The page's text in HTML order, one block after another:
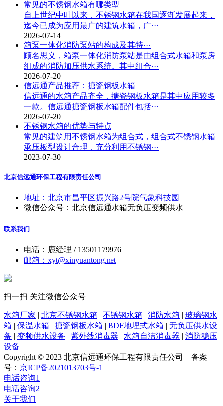
常见的不锈钢水箱有哪类型
自上世纪中叶以来，不锈钢水箱在我国逐渐发展起来，
迄今已成为应用最广的建筑水箱，广···
2026-07-14
箱泵一体化消防泵站的构成及其特···
顾名思义，箱泵一体化消防泵站是由组合式水箱和泵房
组成的消防加压供水系统。其中组合···
2026-07-20
信远通产品推荐：搪瓷钢板水箱
信远通的水箱产品齐全，搪瓷钢板水箱是其中应用较多
一款。信远通搪瓷钢板水箱配件包括···
2026-07-20
不锈钢水箱的优势与特点
常见的建筑用不锈钢水箱为组合式，组合式不锈钢水箱
承压板型设计合理，充分利用不锈钢···
2023-07-30
北京信远通环保工程有限责任公司
地址：北京市昌平区振兴路2号院气象科技园
微信公众号：北京信远通水箱无负压变频供水
联系我们
电话：鹿经理 / 13501179976
邮箱：xyt@xinyuantong.net
扫一扫 关注微信公众号
水箱厂家 | 北京不锈钢水箱 | 不锈钢水箱 | 消防水箱 | 玻璃钢水
箱 | 保温水箱 | 搪瓷钢板水箱 | BDF地埋式水箱 | 无负压供水设
备 | 变频供水设备 | 紫外线消毒器 | 水箱自洁消毒器 | 消防稳压
设备
Copyright © 2023 北京信远通环保工程有限责任公司
备案
号： 京ICP备2021013703号-1
电话咨询1
电话咨询2
关于我们